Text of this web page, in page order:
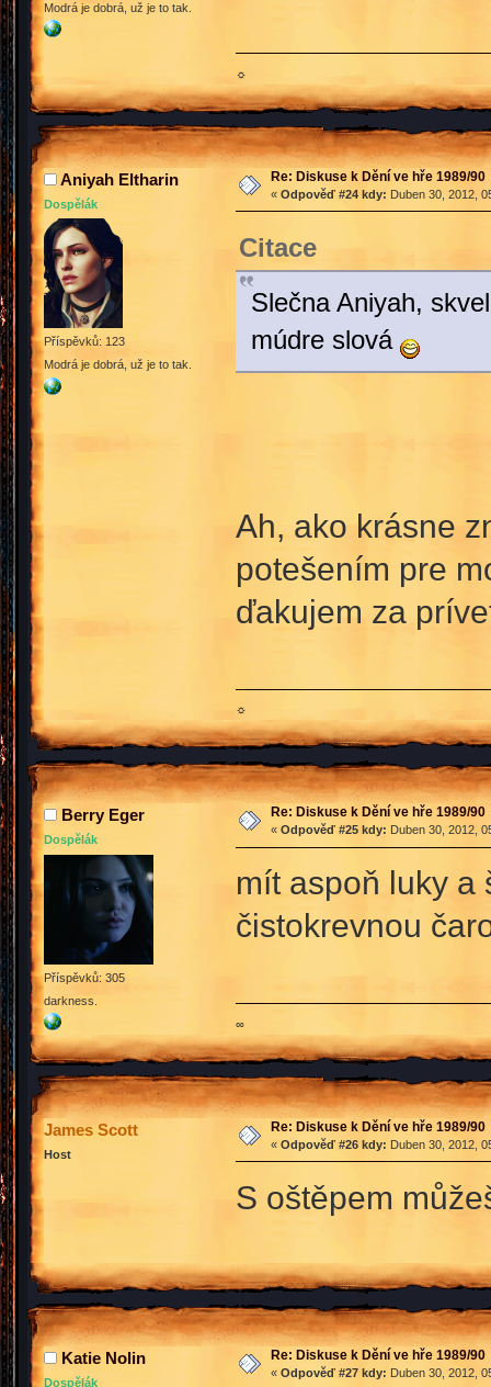
Modrá je dobrá, už je to tak.
☼
Aniyah Eltharin
Dospělák
Příspěvků: 123
Modrá je dobrá, už je to tak.
Re: Diskuse k Dění ve hře 1989/90
« Odpověď #24 kdy: Duben 30, 2012,
Citace
Slečna Aniyah,
múdre slová
Ah, ako krásne
potešením pre
ďakujem za
☼
Berry Eger
Dospělák
Příspěvků: 305
darkness.
Re: Diskuse k Dění ve hře 1989/90
« Odpověď #25 kdy: Duben 30, 2012,
mít aspoň luky
čistokrevnou
∞
James Scott
Host
Re: Diskuse k Dění ve hře 1989/90
« Odpověď #26 kdy: Duben 30, 2012,
S oštěpem
Katie Nolin
Dospělák
Re: Diskuse k Dění ve hře 1989/90
« Odpověď #27 kdy: Duben 30, 2012,